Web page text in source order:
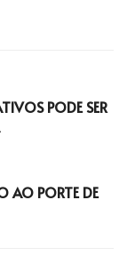
PODE SER
AO PORTE DE